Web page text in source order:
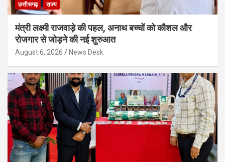
छत्तीसगढ़ राज्य
मंत्री लक्ष्मी राजवाड़े की पहल, अनाथ बच्चों को कौशल और
रोजगार से जोड़ने की नई शुरुआत
August 6, 2026 News Desk